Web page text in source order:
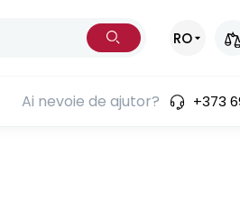
RO
Ai nevoie de ajutor? +373